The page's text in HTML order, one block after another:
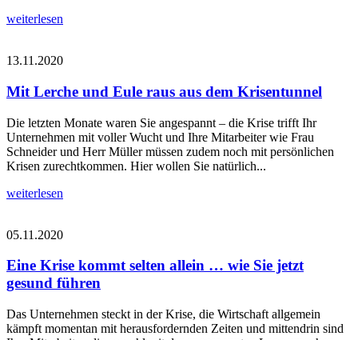
weiterlesen
13.11.2020
Mit Lerche und Eule raus aus dem Krisentunnel
Die letzten Monate waren Sie angespannt – die Krise trifft Ihr
Unternehmen mit voller Wucht und Ihre Mitarbeiter wie Frau
Schneider und Herr Müller müssen zudem noch mit persönlichen
Krisen zurechtkommen. Hier wollen Sie natürlich...
weiterlesen
05.11.2020
Eine Krise kommt selten allein … wie Sie jetzt
gesund führen
Das Unternehmen steckt in der Krise, die Wirtschaft allgemein
kämpft momentan mit herausfordernden Zeiten und mittendrin sind